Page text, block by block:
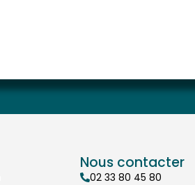
Nous contacter
02 33 80 45 80